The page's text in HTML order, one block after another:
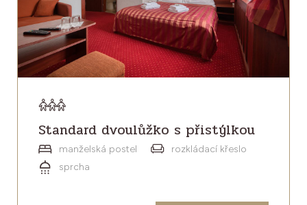
Standard dvoulůžko s přistýlkou
manželská postel
rozkládací křeslo
sprcha